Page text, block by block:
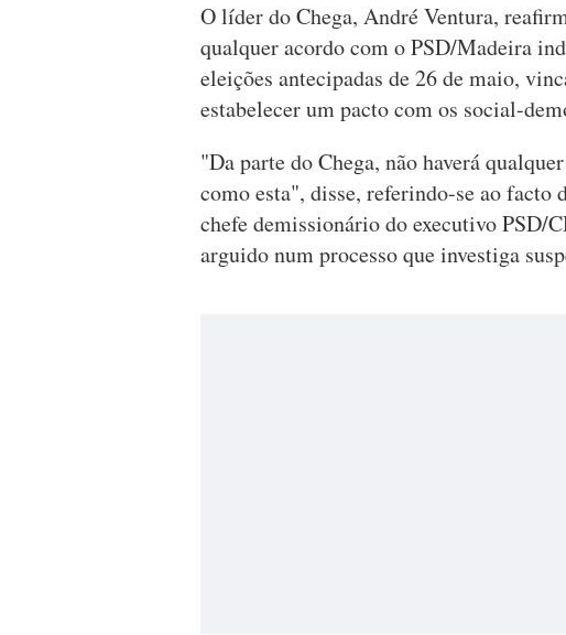
O líder do Chega, André Ventura,
qualquer acordo com o PSD/Madeira
eleições antecipadas de 26 de maio,
estabelecer um pacto com os social-
"Da parte do Chega, não haverá
como esta", disse, referindo-se ao
chefe demissionário do executivo PSD/
arguido num processo que investiga